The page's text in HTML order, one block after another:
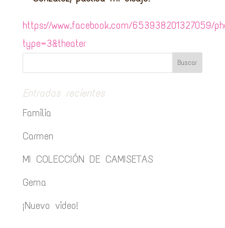
https://www.facebook.com/653938201327059/
type=3&theater
Entradas recientes
Familia
Carmen
MI COLECCIÓN DE CAMISETAS
Gema
¡Nuevo video!